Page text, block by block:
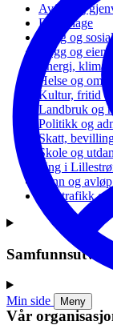
Min side Meny
Avfall og
Barnehage
Bolig og
Bygg og
Energi, klima
Helse og
Kultur, fritid
Landbruk og
Politikk og
Skatt,
Skole og
Ung i
Vann og avløp
Vei, trafikk
Vår